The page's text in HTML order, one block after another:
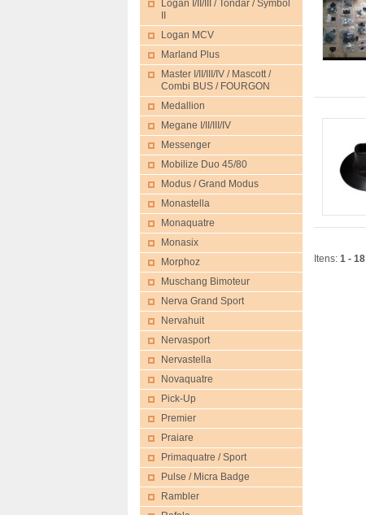
Itens: 1 - 18
Logan I/II/III / Tondar / Symbol
Logan MCV
Marland Plus
Master I/II/III/IV / Mascott /
Combi BUS / FOURGON
Medallion
Megane I/II/III/IV
Messenger
Mobilize Duo 45/80
Modus / Grand Modus
Monastella
Monaquatre
Monasix
Morphoz
Muschang Bimoteur
Nerva Grand Sport
Nervahuit
Nervasport
Nervastella
Novaquatre
Pick-Up
Premier
Praiare
Primaquatre / Sport
Pulse / Micra Badge
Rambler